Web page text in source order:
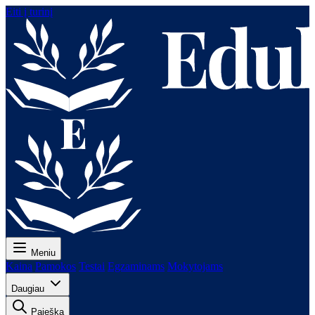
Eiti į turinį
Meniu
Kaina Pamokos Testai Egzaminams Mokytojams
Daugiau
Paieška